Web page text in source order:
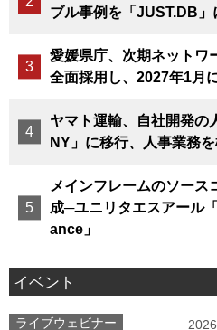
ブル事例を「JUST.DB」
愛媛県庁、次期ネットワ
全面採用し、2027年1月
ヤマト運輸、自社開発の
NY」に移行、人事業務
メインフレームのソース
成─ユニリタエスアール
ance」
イベント
ライブウェビナー